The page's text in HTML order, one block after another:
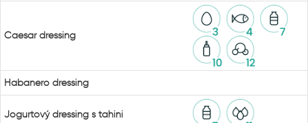
Caesar dressing
Habanero dressing
Jogurtový dressing s tahini